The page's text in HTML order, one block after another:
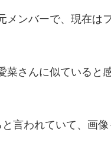
メンバーで、現在は
菜さんに似ていると
言われていて、画